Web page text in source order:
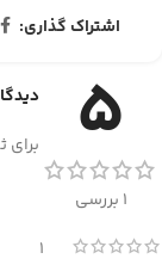
اشتراک گذاری:
5
1 بررسی
1
برای